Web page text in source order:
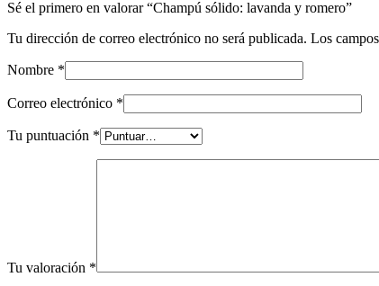
Sé el primero en valorar “Champú sólido: lavanda y romero”
Tu dirección de correo electrónico no será publicada. Los
Nombre *
Correo electrónico *
Tu puntuación *
Tu valoración *